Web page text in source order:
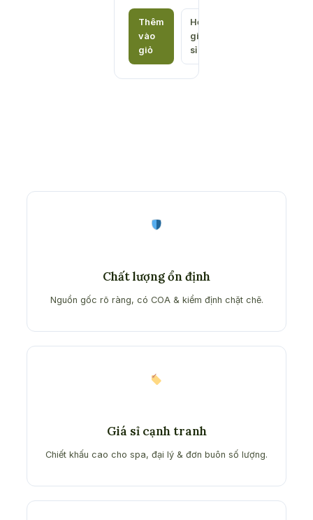
giá:
từ
₫170,000
Thêm
vào
giỏ
Hỏi
giá
sỉ
Chất lượng ổn định
Nguồn gốc rõ ràng, có COA & kiểm định chặt chẽ.
Giá sỉ cạnh tranh
Chiết khấu cao cho spa, đại lý & đơn buôn số lượng.